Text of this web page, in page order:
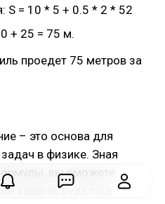
S = 10 * 5 + 0.5 * 2 * 52
+ 25 = 75 м.
проедет 75 метров за
– это основа для
в физике. Зная
вы сможете
задачи, будь то в